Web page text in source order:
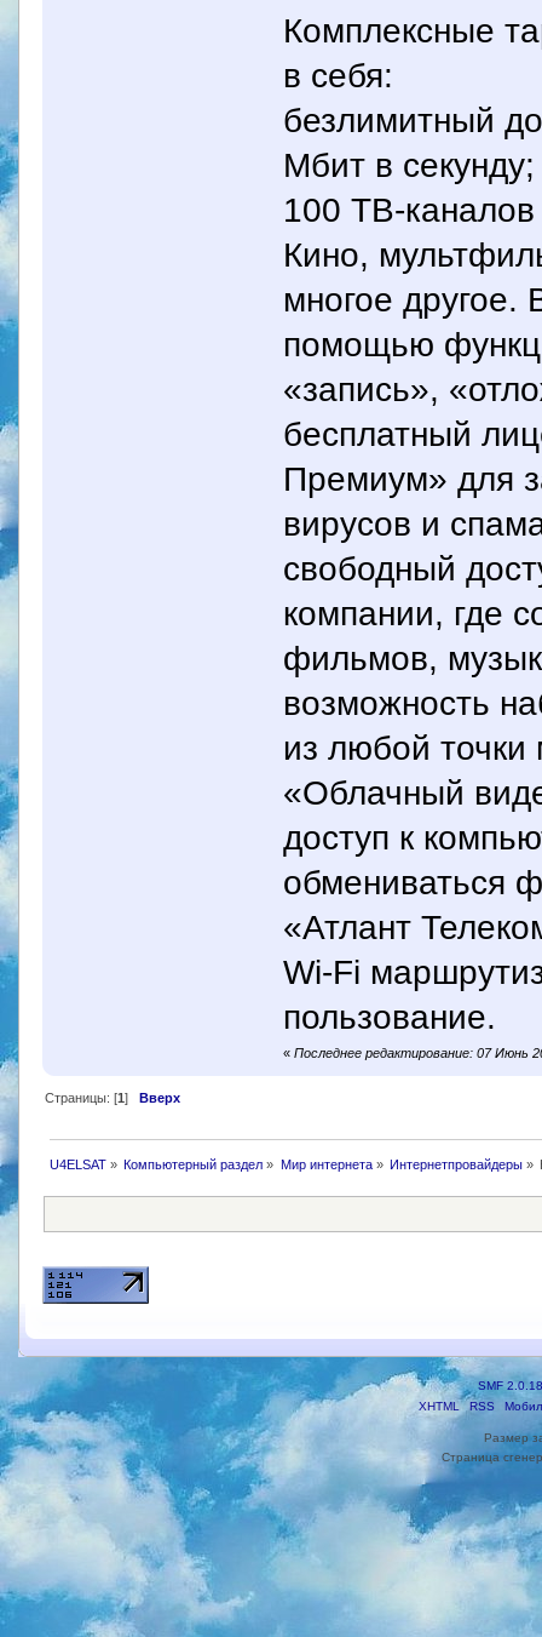
Комплексные
в себя:
безлимитный
Мбит в секунду;
100 ТВ-
Кино,
многое
помощью
«запись»,
бесплатный
Премиум» для
вирусов и
свободный
компании, где
фильмов,
возможность
из любой
«Облачный
доступ к
обмениваться
«Атлант
Wi-Fi
пользование.
«Последнее редактирование: 07 Июнь
Страницы: [1] Вверх
U4ELSAT» Компьютерный раздел » Мир интернета» Интернетпровайдеры»
SMF 2.0.18
XHTML
RSS
Размер
Страница